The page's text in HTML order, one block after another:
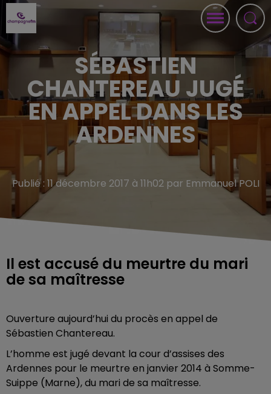
SÉBASTIEN
CHANTEREAU JUGÉ
EN APPEL DANS LES
ARDENNES
Publié : 11 décembre 2017 à 11h02 par Emmanuel POLI
Il est accusé du meurtre du mari
de sa maîtresse
Ouverture aujourd’hui du procès en appel de
Sébastien Chantereau.
L’homme est jugé devant la cour d’assises des
Ardennes pour le meurtre en janvier 2014 à Somme-
Suippe (Marne), du mari de sa maîtresse.